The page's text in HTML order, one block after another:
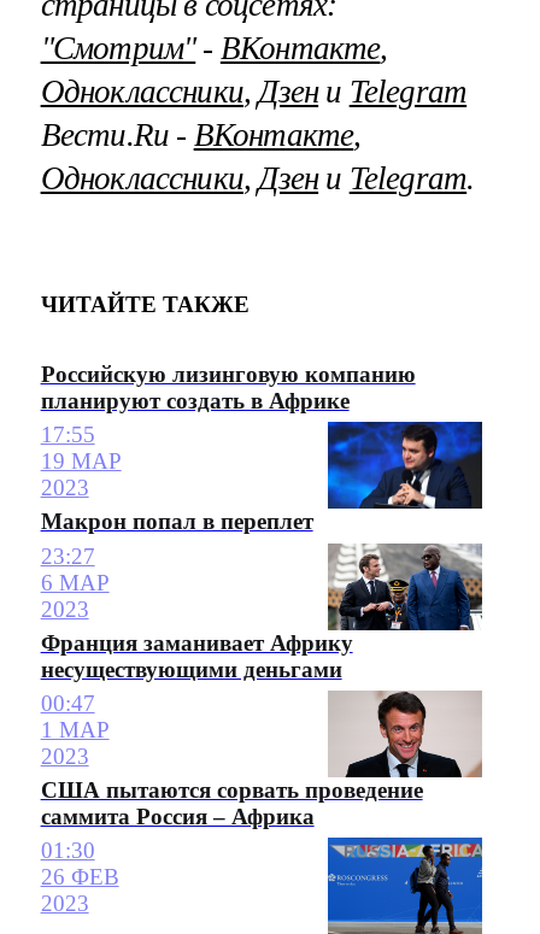
"Смотрим"‐ ВКонтакте,
Одноклассники,Дзени Telegram
Вести.Ru ‐ ВКонтакте,
Одноклассники,Дзени Telegram.
ЧИТАЙТЕ ТАКЖЕ
Российскую лизинговую компанию
планируют создать в Африке
17:55
19 МАР
2023
Макрон попал в переплет
23:27
6 МАР
2023
Франция заманивает Африку
несуществующими деньгами
00:47
1 МАР
2023
США пытаются сорвать проведение
саммита Россия – Африка
01:30
26 ФЕВ
2023